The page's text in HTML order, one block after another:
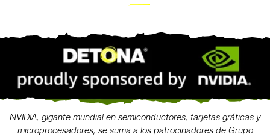
NVIDIA, gigante mundial en semiconductores, tarjetas gráficas y
microprocesadores, se suma a los patrocinadores de Grupo